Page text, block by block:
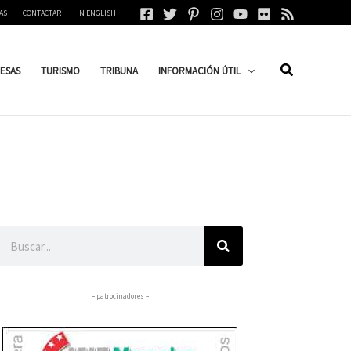
CONTACTAR IN ENGLISH
TURISMO TRIBUNA INFORMACIÓN ÚTIL
– patrocinadores –